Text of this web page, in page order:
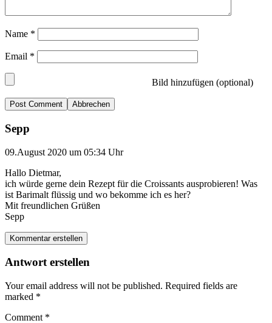
Name *
Email *
Bild hinzufügen (optional)
Abbrechen
Sepp
09.August 2020 um 05:34 Uhr
Hallo Dietmar,
ich würde gerne dein Rezept für die Croissants ausprobieren! Was
ist Barimalt flüssig und wo bekomme ich es her?
Mit freundlichen Grüßen
Sepp
Kommentar erstellen
Antwort erstellen
Your email address will not be published. Required fields are
marked *
Comment *